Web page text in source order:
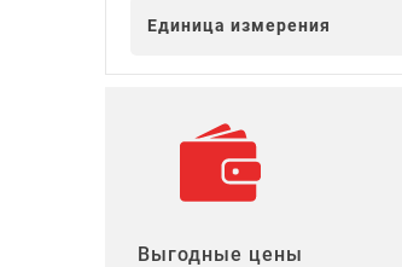
Единица измерения
Выгодные цены